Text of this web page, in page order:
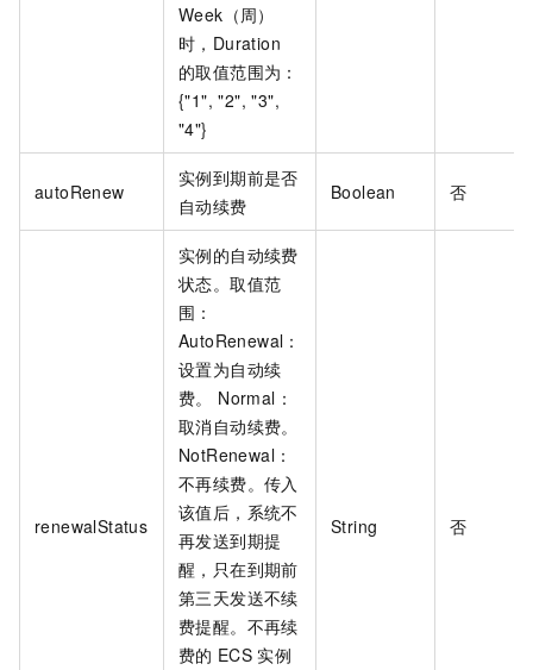
Week（周）
时，Duration
的取值范围为：
{"1", "2", "3",
"4"}
autoRenew
实例到期前是否
自动续费
Boolean 否
renewalStatus
实例的自动续费
状态。取值范
围：
AutoRenewal：
设置为自动续
费。 Normal：
取消自动续费。
NotRenewal：
不再续费。传入
该值后，系统不
再发送到期提
醒，只在到期前
第三天发送不续
费提醒。不再续
费的 ECS 实例
String 否